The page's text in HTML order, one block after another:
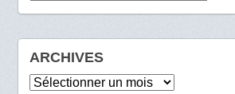
ARCHIVES
Archives